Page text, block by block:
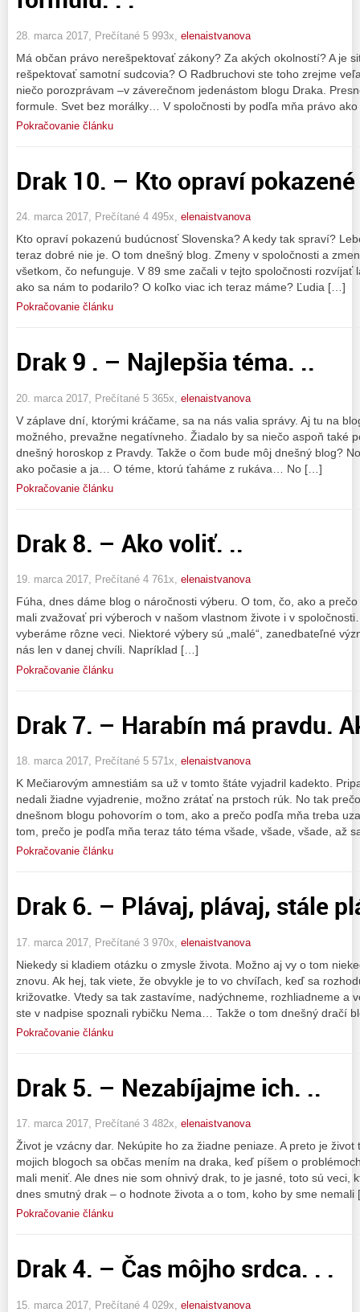
28. marca 2017, Prečítané 5 993x, elenaistvanova
Má občan právo nerešpektovať zákony? Za akých okolností? A je
rešpektovať samotní sudcovia? O Radbruchovi ste toho zrejme
niečo porozprávam –v záverečnom jedenástom blogu Draka.
formule. Svet bez morálky… V spoločnosti by podľa mňa právo
Pokračovanie článku
Drak 10. – Kto opraví
24. marca 2017, Prečítané 4 495x, elenaistvanova
Kto opraví pokazenú budúcnosť Slovenska? A kedy tak spraví?
teraz dobré nie je. O tom dnešný blog. Zmeny v spoločnosti a
všetkom, čo nefunguje. V 89 sme začali v tejto spoločnosti rozvíjať
ako sa nám to podarilo? O koľko viac ich teraz máme? Ľudia […]
Pokračovanie článku
Drak 9 . – Najlepšia téma. ..
20. marca 2017, Prečítané 5 365x, elenaistvanova
V záplave dní, ktorými kráčame, sa na nás valia správy. Aj tu na
možného, prevažne negatívneho. Žiadalo by sa niečo aspoň také
dnešný horoskop z Pravdy. Takže o čom bude môj dnešný blog?
ako počasie a ja… O téme, ktorú ťaháme z rukáva… No […]
Pokračovanie článku
Drak 8. – Ako voliť. ..
19. marca 2017, Prečítané 4 761x, elenaistvanova
Fúha, dnes dáme blog o náročnosti výberu. O tom, čo, ako a
mali zvažovať pri výberoch v našom vlastnom živote i v
vyberáme rôzne veci. Niektoré výbery sú „malé“, zanedbateľné
nás len v danej chvíli. Napríklad […]
Pokračovanie článku
Drak 7. – Harabín má pravdu.
18. marca 2017, Prečítané 5 571x, elenaistvanova
K Mečiarovým amnestiám sa už v tomto štáte vyjadril kadekto.
nedali žiadne vyjadrenie, možno zrátať na prstoch rúk. No tak
dnešnom blogu pohovorím o tom, ako a prečo podľa mňa treba
tom, prečo je podľa mňa teraz táto téma všade, všade, všade, až
Pokračovanie článku
Drak 6. – Plávaj, plávaj, stále
17. marca 2017, Prečítané 3 970x, elenaistvanova
Niekedy si kladiem otázku o zmysle života. Možno aj vy o tom
znovu. Ak hej, tak viete, že obvykle je to vo chvíľach, keď sa
križovatke. Vtedy sa tak zastavíme, nadýchneme, rozhliadneme a
ste v nadpise spoznali rybičku Nema… Takže o tom dnešný dračí
Pokračovanie článku
Drak 5. – Nezabíjajme ich. ..
17. marca 2017, Prečítané 3 482x, elenaistvanova
Život je vzácny dar. Nekúpite ho za žiadne peniaze. A preto je
mojich blogoch sa občas mením na draka, keď píšem o
mali meniť. Ale dnes nie som ohnivý drak, to je jasné, toto sú veci,
dnes smutný drak – o hodnote života a o tom, koho by sme
Pokračovanie článku
Drak 4. – Čas môjho srdca. . .
15. marca 2017, Prečítané 4 029x, elenaistvanova